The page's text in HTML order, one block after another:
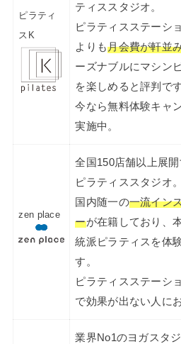
ピラティ
スK
ティススタジオ。
ピラティスステーシ
よりも月会費が軒並
ーズナブルにマシン
を楽しめると評判です
今なら無料体験キャ
実施中。
zen place
全国150店舗以上展
ピラティススタジオ。
国内随一の一流イン
ーが在籍しており、
統派ピラティスを体
す。
ピラティスステーシ
で効果が出ない人に
業界No1のヨガスタ